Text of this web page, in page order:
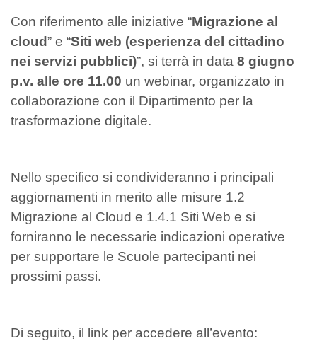
Con riferimento alle iniziative “Migrazione al
cloud” e “Siti web (esperienza del cittadino
nei servizi pubblici)”, si terrà in data 8 giugno
p.v. alle ore 11.00 un webinar, organizzato in
collaborazione con il Dipartimento per la
trasformazione digitale.
Nello specifico si condivideranno i principali
aggiornamenti in merito alle misure 1.2
Migrazione al Cloud e 1.4.1 Siti Web e si
forniranno le necessarie indicazioni operative
per supportare le Scuole partecipanti nei
prossimi passi.
Di seguito, il link per accedere all’evento: